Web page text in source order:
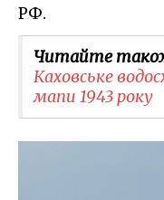
РФ.
Читайте
Каховське
мапи 1943 року